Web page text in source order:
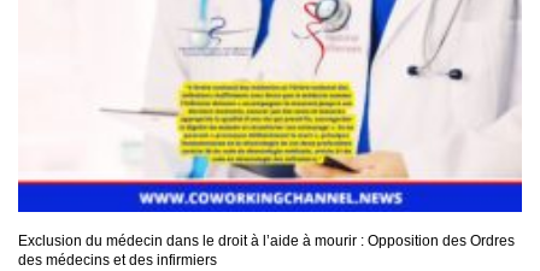
Exclusion du médecin dans le droit à l’aide à mourir : Opposition des Ordres
des médecins et des infirmiers